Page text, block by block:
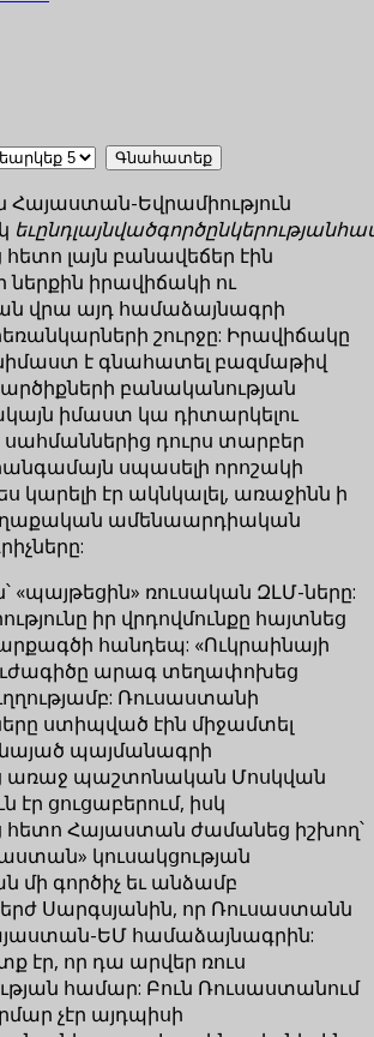
Հայաստան-Եվրամիություն
եւընդլայնվածգործընկերության
լայն բանավեճեր էին
ներքին իրավիճակի ու
վրա այդ համաձայնագրի
շուրջը: Իրավիճակը
է գնահատել բազմաթիվ
բանականության
իմաստ կա դիտարկելու
սահմաններից դուրս տարբեր
սպասելի որոշակի
կարելի էր ակնկալել, առաջինն ի
ամենաարդիական
«պայթեցին» ռուսական ԶԼՄ-ները:
իր վրդովմունքը հայտնեց
հանդեպ: «Ուկրաինայի
արագ տեղափոխեց
Ռուսաստանի
ստիպված էին միջամտել
պայմանագրի
առաջ պաշտոնական Մոսկվան
էր ցուցաբերում, իսկ
հետո Հայաստան ժամանեց իշխող՝
կուսակցության
մի գործիչ եւ անձամբ
Սարգսյանին, որ Ռուսաստանն
ԵՄ համաձայնագրին:
էր, որ դա արվեր ռուս
համար: Բուն Ռուսաստանում
չէր այդպիսի